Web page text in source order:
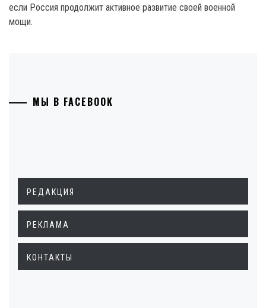
если Россия продолжит активное развитие своей военной
мощи.
МЫ В FACEBOOK
РЕДАКЦИЯ
РЕКЛАМА
КОНТАКТЫ